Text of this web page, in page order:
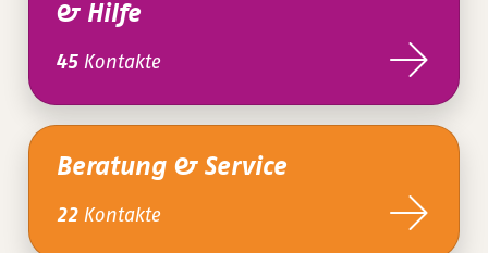
& Hilfe
45 Kontakte
Beratung & Service
22 Kontakte